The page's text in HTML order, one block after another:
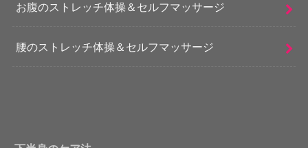
お腹のストレッチ体操＆セルフマッサージ
腰のストレッチ体操＆セルフマッサージ